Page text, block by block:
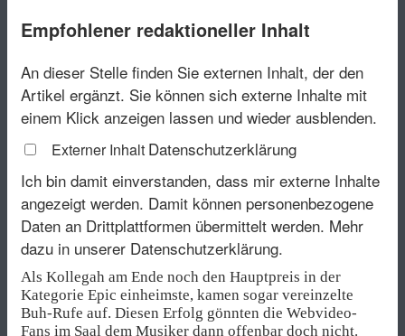
Empfohlener redaktioneller Inhalt
An dieser Stelle finden Sie externen Inhalt, der den
Artikel ergänzt. Sie können sich externe Inhalte mit
einem Klick anzeigen lassen und wieder ausblenden.
Externer Inhalt Datenschutzerklärung
Ich bin damit einverstanden, dass mir externe Inhalte
angezeigt werden. Damit können personenbezogene
Daten an Drittplattformen übermittelt werden. Mehr
dazu in unserer Datenschutzerklärung.
Als Kollegah am Ende noch den Hauptpreis in der
Kategorie Epic einheimste, kamen sogar vereinzelte
Buh-Rufe auf. Diesen Erfolg gönnten die Webvideo-
Fans im Saal dem Musiker dann offenbar doch nicht.